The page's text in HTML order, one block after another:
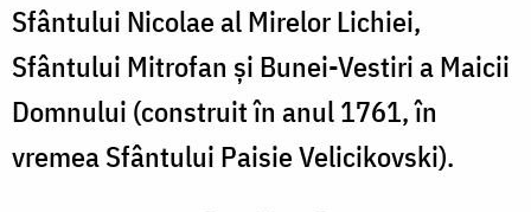
Sfântului Nicolae al Mirelor Lichiei,
Sfântului Mitrofan şi Bunei-Vestiri a Maicii
Domnului (construit în anul 1761, în
vremea Sfântului Paisie Velicikovski).